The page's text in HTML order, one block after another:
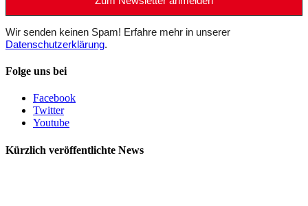
Wir senden keinen Spam! Erfahre mehr in unserer
Datenschutzerklärung.
Folge uns bei
Facebook
Twitter
Youtube
Kürzlich veröffentlichte News